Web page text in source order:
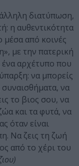
διατύπωση,
η αυθεντικότητα
μέσα από κοινές
με την πατερική
ένα αρχέτυπο που
να μπορείς
συναισθήματα, να
το βιος σου, να
και τα φυτά, να
όταν είναι
Να ζεις τη ζωή
από το χέρι του